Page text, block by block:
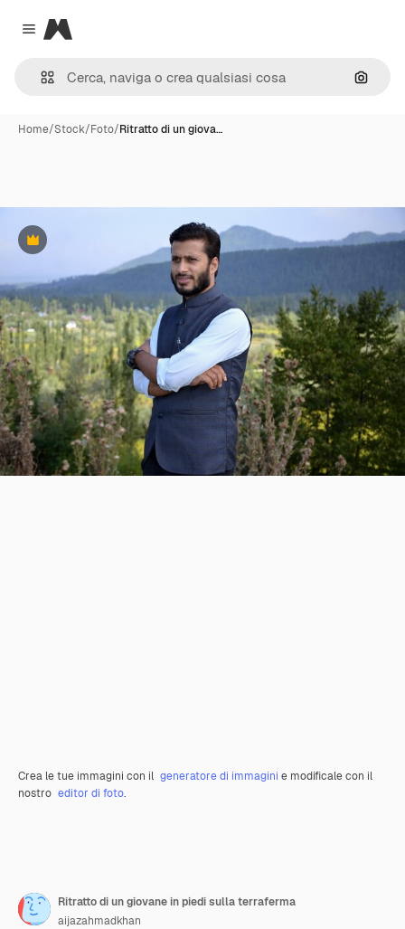
Close menu
Magnific
Cerca
Home/Stock/Foto/Ritratto di un giova…
Premium
Crea le tue immagini con il generatore di immagini e modificale con il
nostro editor di foto.
Ritratto di un giovane in piedi sulla terraferma
aijazahmadkhan